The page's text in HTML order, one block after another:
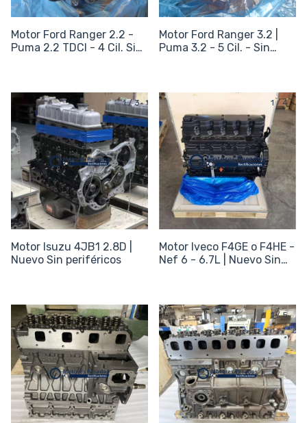
Motor Ford Ranger 2.2 -
Puma 2.2 TDCI - 4 Cil. Sin
Motor Ford Ranger 3.2 |
Puma 3.2 - 5 Cil. - Sin
1/3
Motor Isuzu 4JB1 2.8D |
Nuevo Sin periféricos
1/4
Motor Iveco F4GE o F4HE -
Nef 6 - 6.7L | Nuevo Sin
1/6 1/5